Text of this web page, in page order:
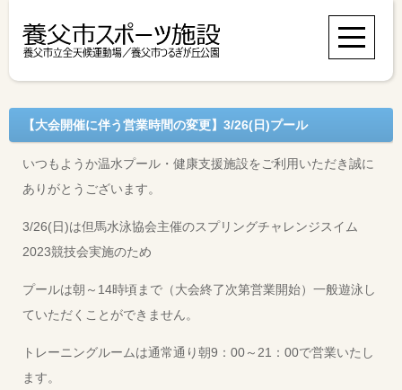
【大会開催に伴う営業時間の変更】3/26(日)プール
いつもようか温水プール・健康支援施設をご利用いただき誠に
ありがとうございます。
3/26(日)は但馬水泳協会主催のスプリングチャレンジスイム
2023競技会実施のため
プールは朝～14時頃まで（大会終了次第営業開始）一般遊泳し
ていただくことができません。
トレーニングルームは通常通り朝9：00～21：00で営業いたし
ます。